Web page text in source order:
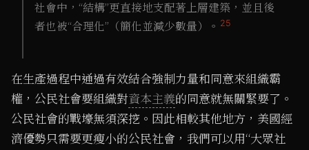
社會中，“結構”更直接地支配著上層建築，並且後
者也被“合理化”（簡化並減少數量）。 25
在生產過程中通過有效結合強制力量和同意來組織霸
權，公民社會要組織對資本主義的同意就無關緊要了。
公民社會的戰壕無須深挖。因此相較其他地方，美國經
濟優勢只需要更瘦小的公民社會，我們可以用“大眾社